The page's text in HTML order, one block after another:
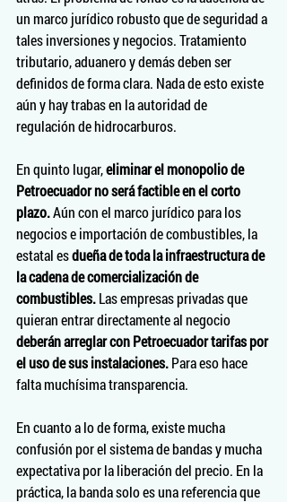
un marco jurídico robusto que de seguridad a
tales inversiones y negocios. Tratamiento
tributario, aduanero y demás deben ser
definidos de forma clara. Nada de esto existe
aún y hay trabas en la autoridad de
regulación de hidrocarburos.
En quinto lugar, eliminar el monopolio de
Petroecuador no será factible en el corto
plazo. Aún con el marco jurídico para los
negocios e importación de combustibles, la
estatal es dueña de toda la infraestructura de
la cadena de comercialización de
combustibles. Las empresas privadas que
quieran entrar directamente al negocio
deberán arreglar con Petroecuador tarifas por
el uso de sus instalaciones. Para eso hace
falta muchísima transparencia.
En cuanto a lo de forma, existe mucha
confusión por el sistema de bandas y mucha
expectativa por la liberación del precio. En la
práctica, la banda solo es una referencia que